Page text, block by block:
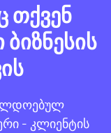
თქვენ
- კლიენტის